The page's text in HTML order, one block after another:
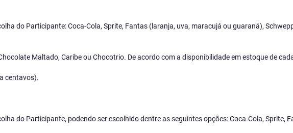
do Participante: Coca-Cola, Sprite, Fantas (laranja, uva, maracujá ou guaraná),
Maltado, Caribe ou Chocotrio. De acordo com a disponibilidade em estoque de
centavos).
do Participante, podendo ser escolhido dentre as seguintes opções: Coca-Cola, Sprite,